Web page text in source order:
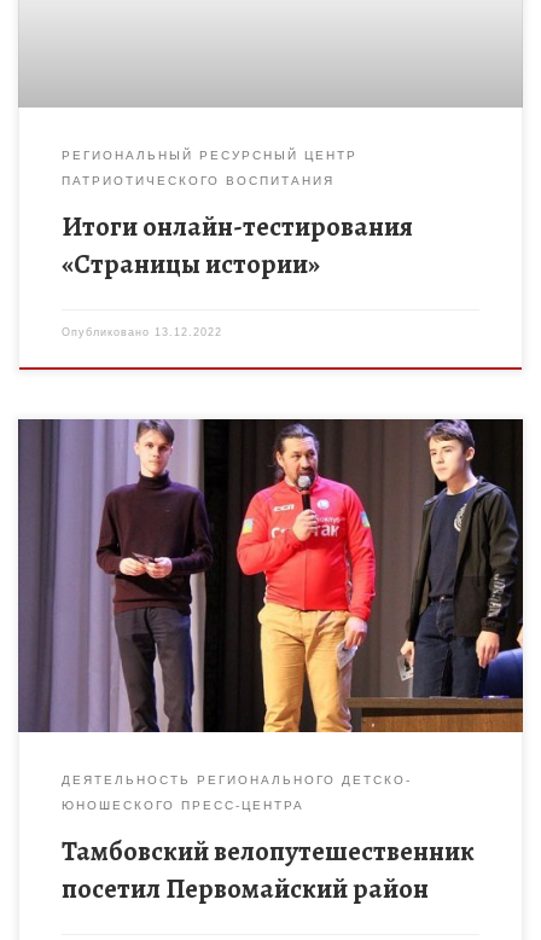
РЕГИОНАЛЬНЫЙ РЕСУРСНЫЙ ЦЕНТР
ПАТРИОТИЧЕСКОГО ВОСПИТАНИЯ
Итоги онлайн-тестирования
«Страницы истории»
Опубликовано 13.12.2022
Велосипедист-кругосветчик из Тамбова Александр Осипов
посетил Первомайский район. Свою поездку по городам и
районам региона путешественник посвятил 85-летию
Тамбовской области. В Первомайском у негосостоялась
встреча […]
ДЕЯТЕЛЬНОСТЬ РЕГИОНАЛЬНОГО ДЕТСКО-
ЮНОШЕСКОГО ПРЕСС-ЦЕНТРА
Тамбовский велопутешественник
посетил Первомайский район